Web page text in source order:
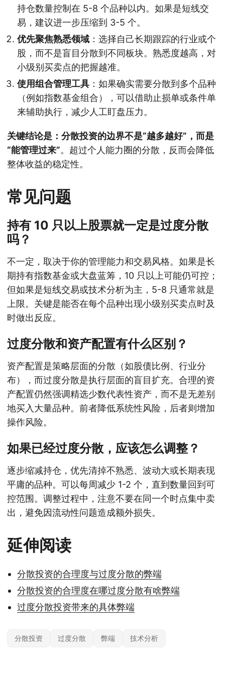
持仓数量控制在 5-8 个品种以内。如果是短线交
易，建议进一步压缩到 3-5 个。
优先聚焦熟悉领域 ：选择自己长期跟踪的行业或个
股，而不是盲目分散到不同板块。熟悉度越高，对
小级别买卖点的把握越准。
使用组合管理工具 ：如果确实需要分散到多个品种
（例如指数基金组合），可以借助止损单或条件单
来辅助执行，减少人工盯盘压力。
关键结论是：分散投资的边界不是“越多越好”，而是
“能管理过来”。超过个人能力圈的分散，反而会降低
整体收益的稳定性。
常见问题
持有 10 只以上股票就一定是过度分散
吗？
不一定，取决于你的管理能力和交易风格。如果是长
期持有指数基金或大盘蓝筹，10 只以上可能仍可控；
但如果是短线交易或技术分析为主，5-8 只通常就是
上限。关键是能否在每个品种出现小级别买卖点时及
时做出反应。
过度分散和资产配置有什么区别？
资产配置是策略层面的分散（如股债比例、行业分
布），而过度分散是执行层面的盲目扩充。合理的资
产配置仍然强调精选少数代表性资产，而不是无差别
地买入大量品种。前者降低系统性风险，后者则增加
操作风险。
如果已经过度分散，应该怎么调整？
逐步缩减持仓，优先清掉不熟悉、波动大或长期表现
平庸的品种。可以每周减少 1-2 个，直到数量回到可
控范围。调整过程中，注意不要在同一个时点集中卖
出，避免因流动性问题造成额外损失。
延伸阅读
分散投资的合理度与过度分散的弊端
分散投资的合理度在哪过度分散有啥弊端
过度分散投资带来的具体弊端
分散投资 过度分散 弊端 技术分析